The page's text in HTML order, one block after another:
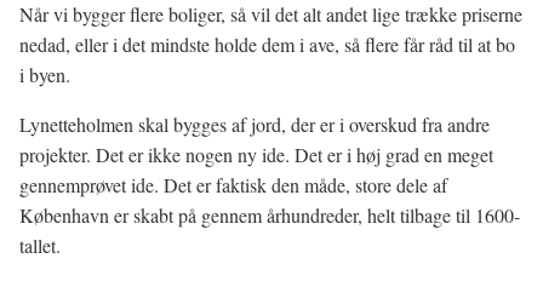
Når vi bygger flere boliger, så vil det alt andet lige trække priserne
nedad, eller i det mindste holde dem i ave, så flere får råd til at bo
i byen.
Lynetteholmen skal bygges af jord, der er i overskud fra andre
projekter. Det er ikke nogen ny ide. Det er i høj grad en meget
gennemprøvet ide. Det er faktisk den måde, store dele af
København er skabt på gennem århundreder, helt tilbage til 1600-
tallet.